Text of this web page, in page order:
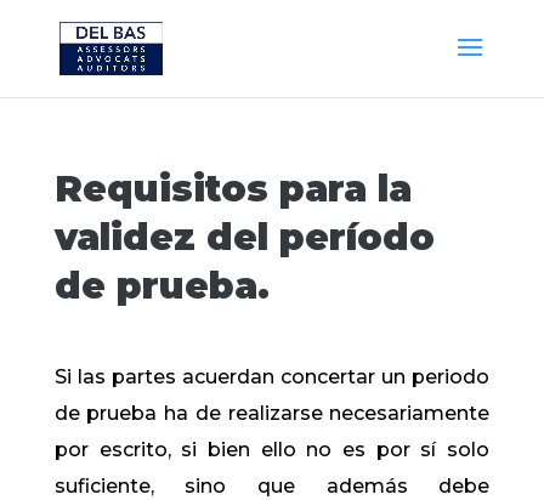
Requisitos para la
validez del período
de prueba.
Si las partes acuerdan concertar un periodo
de prueba ha de realizarse necesariamente
por escrito, si bien ello no es por sí solo
suficiente, sino que además debe